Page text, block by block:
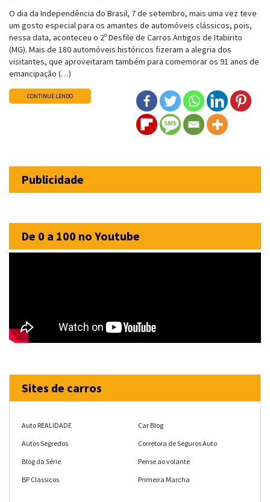
O dia da Independência do Brasil, 7 de setembro, mais uma vez teve
um gosto especial para os amantes de automóveis clássicos, pois,
nessa data, aconteceu o 2º Desfile de Carros Antigos de Itabirito
(MG). Mais de 180 automóveis históricos fizeram a alegria dos
visitantes, que aproveitaram também para comemorar os 91 anos de
emancipação (…)
CONTINUE LENDO
Publicidade
De 0 a 100 no Youtube
Sites de carros
Auto REALIDADE
Autos Segredos
Blog da Série
BP Classicos
Car Blog
Corretora de Seguros Auto
Pense ao volante
Primeira Marcha